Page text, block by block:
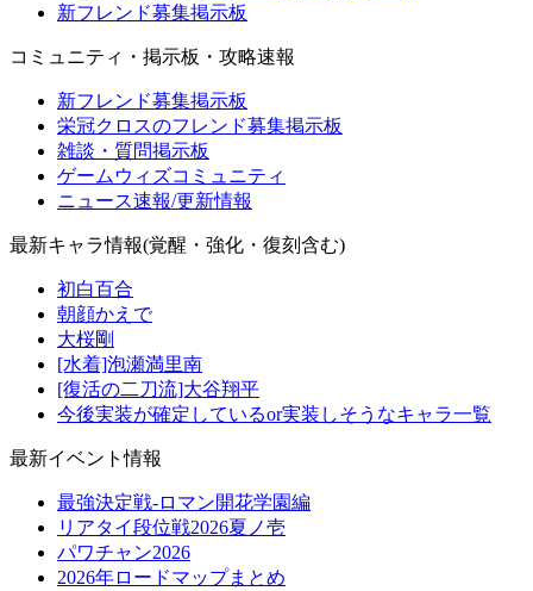
新フレンド募集掲示板
コミュニティ・掲示板・攻略速報
新フレンド募集掲示板
栄冠クロスのフレンド募集掲示板
雑談・質問掲示板
ゲームウィズコミュニティ
ニュース速報/更新情報
最新キャラ情報(覚醒・強化・復刻含む)
初白百合
朝顔かえで
大桜剛
[水着]泡瀬満里南
[復活の二刀流]大谷翔平
今後実装が確定しているor実装しそうなキャラ一覧
最新イベント情報
最強決定戦-ロマン開花学園編
リアタイ段位戦2026夏ノ壱
パワチャン2026
2026年ロードマップまとめ